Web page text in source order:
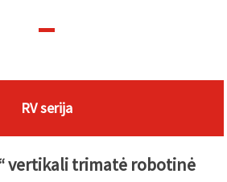
RV serija
vertikali trimatė robotinė